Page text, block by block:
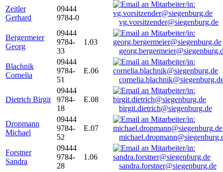
Zeitler
Gerhard
09444
9784-0
vg.vorsitzender@siegenburg.de
Bergermeier
Georg
09444
9784-
33
1.03
Blachnik
Cornelia
09444
9784-
51
E.06
Dietrich Birgit
09444
9784-
18
E.08
birgit.dietrich@siegenburg.de
Dropmann
Michael
09444
9784-
52
E.07
Forstner
Sandra
09444
9784-
28
1.06
sandra.forstner@siegenburg.de